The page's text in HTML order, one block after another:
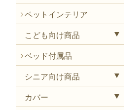
ペットインテリア
こども向け商品
ベッド付属品
シニア向け商品
カバー